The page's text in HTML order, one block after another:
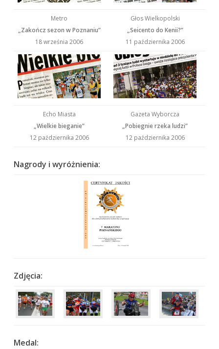
Metro
„Zakończ sezon w Poznaniu”
18 września 2006
Głos Wielkopolski
„Seicento do Kenii?”
11 października 2006
Echo Miasta
„Wielkie bieganie”
12 października 2006
Gazeta Wyborcza
„Pobiegnie rzeka ludzi”
12 października 2006
Nagrody i wyróżnienia:
Zdjęcia:
Medal: